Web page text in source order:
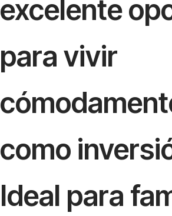
excelente
para vivir
como
Ideal para